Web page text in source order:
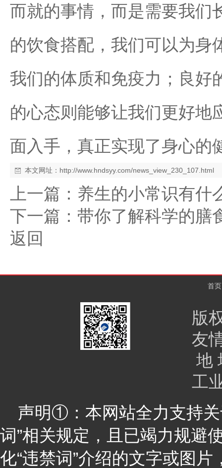
而就的事情，而是需要我们
的饮食搭配，我们可以为身
我们的体质和免疫力；良好
的心态则能够让我们更好地
面入手，真正实现了身心的
本文网址： http://www.hndsyy.com/news_view_230_107.html
上一篇： 养生的小常识有什
下一篇： 带你了解科学的膳
返回
首页
版
友
地
工
声明①：本网站全力支持关
词”相关规定，且已竭力规避
化“违禁词”介绍的文字或图